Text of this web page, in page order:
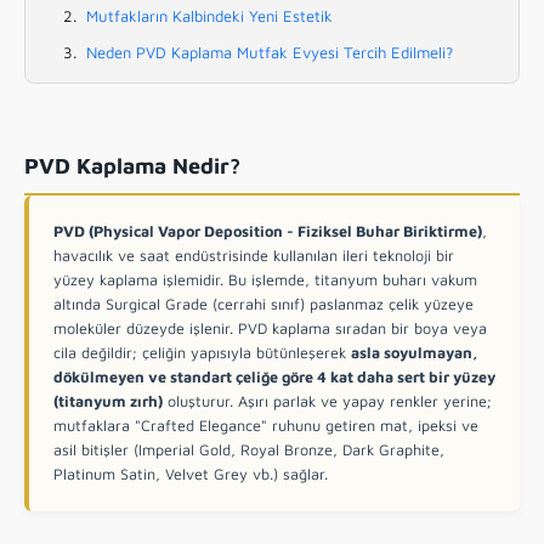
Mutfakların Kalbindeki Yeni Estetik
Neden PVD Kaplama Mutfak Evyesi Tercih Edilmeli?
PVD Kaplama Nedir?
PVD (Physical Vapor Deposition - Fiziksel Buhar Biriktirme),
havacılık ve saat endüstrisinde kullanılan ileri teknoloji bir
yüzey kaplama işlemidir. Bu işlemde, titanyum buharı vakum
altında Surgical Grade (cerrahi sınıf) paslanmaz çelik yüzeye
moleküler düzeyde işlenir. PVD kaplama sıradan bir boya veya
cila değildir; çeliğin yapısıyla bütünleşerek asla soyulmayan,
dökülmeyen ve standart çeliğe göre 4 kat daha sert bir yüzey
(titanyum zırh) oluşturur. Aşırı parlak ve yapay renkler yerine;
mutfaklara "Crafted Elegance" ruhunu getiren mat, ipeksi ve
asil bitişler (Imperial Gold, Royal Bronze, Dark Graphite,
Platinum Satin, Velvet Grey vb.) sağlar.